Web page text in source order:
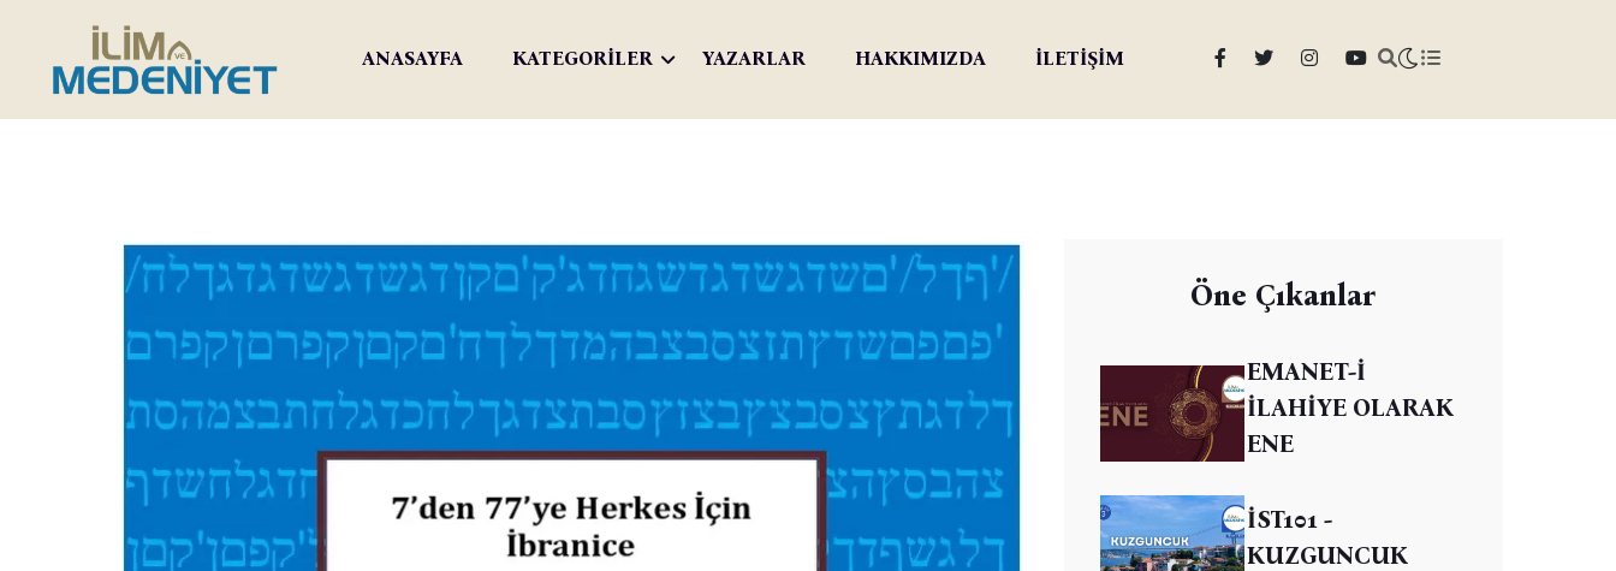
ANASAYFA KATEGORİLER YAZARLAR HAKKIMIZDA İLETİŞİM
Öne Çıkanlar
EMANET-İ
İLAHİYE OLARAK
ENE
İST101 -
KUZGUNCUK